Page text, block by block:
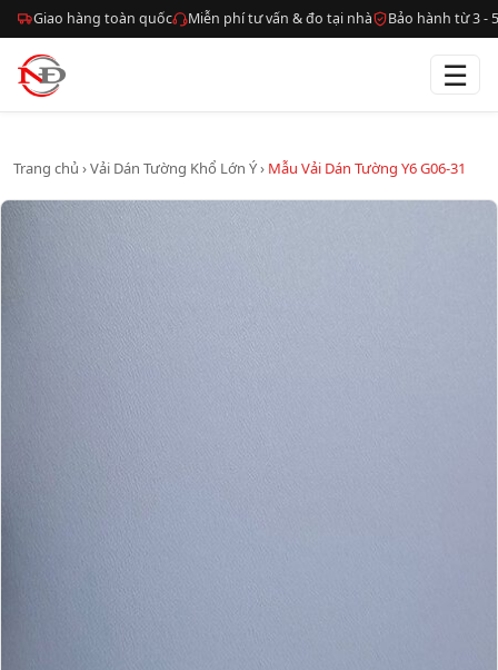
Giao hàng toàn quốc Miễn phí tư vấn & đo tại nhà Bảo hành từ 3 -
☰
Trang chủ ›Vải Dán Tường Khổ Lớn Ý› Mẫu Vải Dán Tường Y6 G06-31